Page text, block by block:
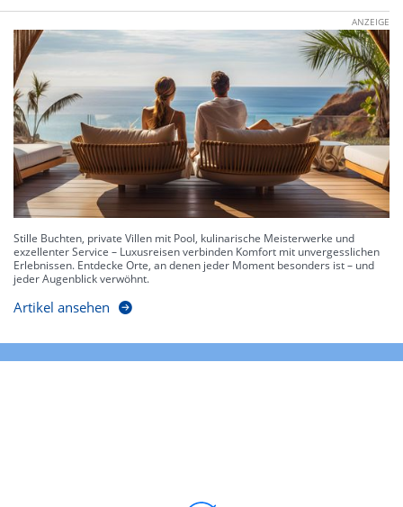
ANZEIGE
Stille Buchten, private Villen mit Pool, kulinarische Meisterwerke und
exzellenter Service – Luxusreisen verbinden Komfort mit unvergesslichen
Erlebnissen. Entdecke Orte, an denen jeder Moment besonders ist – und
jeder Augenblick verwöhnt.
Artikel ansehen